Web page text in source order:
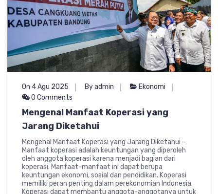
On 4 Agu 2025 By admin
Ekonomi
0 Comments
Mengenal Manfaat Koperasi yang
Jarang Diketahui
Mengenal Manfaat Koperasi yang Jarang Diketahui –
Manfaat koperasi adalah keuntungan yang diperoleh
oleh anggota koperasi karena menjadi bagian dari
koperasi. Manfaat-manfaat ini dapat berupa
keuntungan ekonomi, sosial dan pendidikan. Koperasi
memiliki peran penting dalam perekonomian Indonesia.
Koperasi dapat membantu anggota-anggotanya untuk